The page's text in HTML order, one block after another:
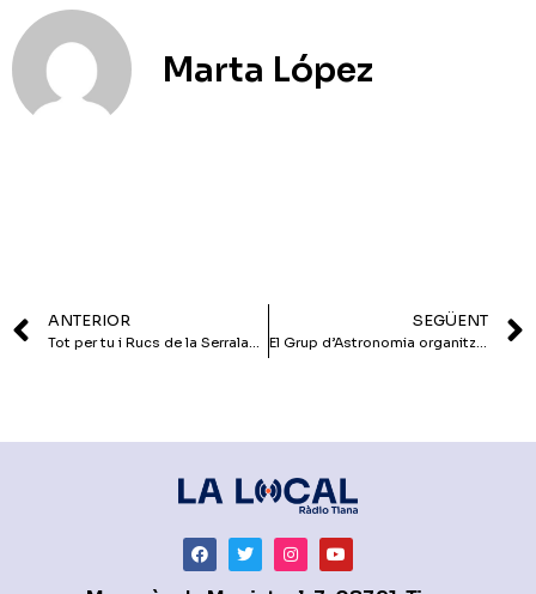
Marta López
ANTERIOR SEGÜENT